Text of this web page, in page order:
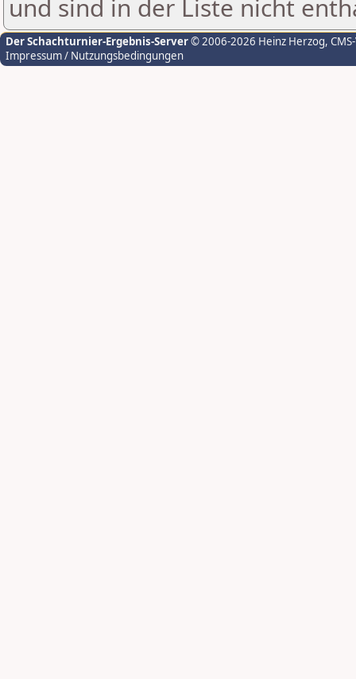
und sind in der Liste nicht
Der Schachturnier-Ergebnis-Server© 2006-2026 Heinz Herzog,
Impressum / Nutzungsbedingungen